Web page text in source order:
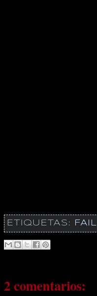
ETIQUETAS: FAIL
2 comentarios: